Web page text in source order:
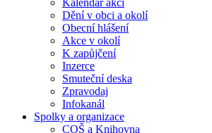
Dění v obci a okolí
Obecní hlášení
Akce v okolí
K zapůjčení
Inzerce
Smuteční deska
Zpravodaj
Infokanál
Spolky a organizace
COŠ a Knihovna